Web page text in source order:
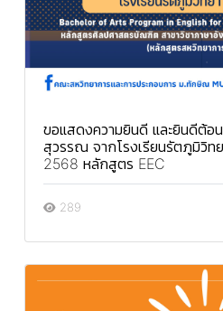
ขอแสดงความยินดี และยินดีต้อ
สุวรรณ จากโรงเรียนรัตภูมิวิท
2568 หลักสูตร EEC
289